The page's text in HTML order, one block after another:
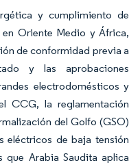
y cumplimiento de
Oriente Medio y África,
de conformidad previa a
y las aprobaciones
electrodomésticos y
CCG, la reglamentación
del Golfo (GSO)
eléctricos de baja tensión
que Arabia Saudita aplica